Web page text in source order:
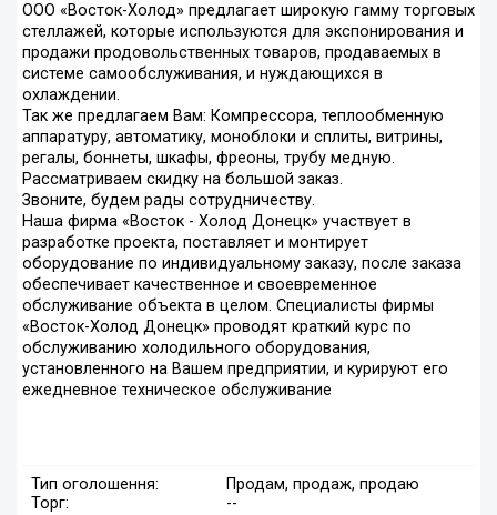
ООО «Восток-Холод» предлагает широкую гамму торговых
стеллажей, которые используются для экспонирования и
продажи продовольственных товаров, продаваемых в
системе самообслуживания, и нуждающихся в
охлаждении.
Так же предлагаем Вам: Компрессора, теплообменную
аппаратуру, автоматику, моноблоки и сплиты, витрины,
регалы, боннеты, шкафы, фреоны, трубу медную.
Рассматриваем скидку на большой заказ.
Звоните, будем рады сотрудничеству.
Наша фирма «Восток - Холод Донецк» участвует в
разработке проекта, поставляет и монтирует
оборудование по индивидуальному заказу, после заказа
обеспечивает качественное и своевременное
обслуживание объекта в целом. Специалисты фирмы
«Восток-Холод Донецк» проводят краткий курс по
обслуживанию холодильного оборудования,
установленного на Вашем предприятии, и курируют его
ежедневное техническое обслуживание
Тип оголошення:
Продам, продаж, продаю
Торг:
--